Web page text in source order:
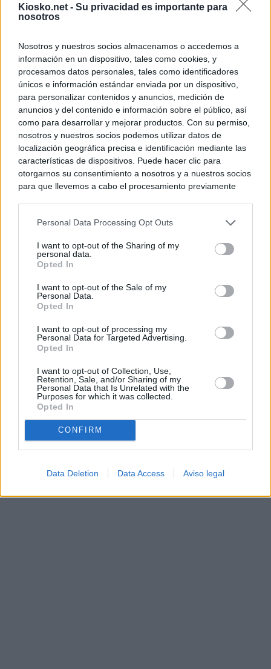
Kiosko.net - Su privacidad es importante para
nosotros
Nosotros y nuestros socios almacenamos o accedemos a
información en un dispositivo, tales como cookies, y
procesamos datos personales, tales como identificadores
únicos e información estándar enviada por un dispositivo,
para personalizar contenidos y anuncios, medición de
anuncios y del contenido e información sobre el público, así
como para desarrollar y mejorar productos. Con su permiso,
nosotros y nuestros socios podemos utilizar datos de
localización geográfica precisa e identificación mediante las
características de dispositivos. Puede hacer clic para
otorgarnos su consentimiento a nosotros y a nuestros socios
para que llevemos a cabo el procesamiento previamente
negar su consentimiento. Tenga en cuenta que algún
de su consentimiento, pero usted tiene el derecho de
rechazar tal procesamiento. Sus preferencias se aplicarán
cualquier momento entrando de nuevo en este sitio web o
visitando nuestra política de privacidad.
Personal Data Processing Opt Outs
I want to opt-out of the Sharing of my
personal data.
Opted In
I want to opt-out of the Sale of my
Personal Data.
Opted In
I want to opt-out of processing my
Personal Data for Targeted Advertising.
Opted In
I want to opt-out of Collection, Use,
Retention, Sale, and/or Sharing of my
Personal Data that Is Unrelated with the
Purposes for which it was collected.
Opted In
CONFIRM
Data Deletion Data Access Aviso legal